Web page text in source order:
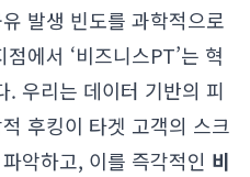
발생 빈도를 과학적으로
에서 ‘비즈니스PT’는 혁
. 우리는 데이터 기반의 피
후킹이 타겟 고객의 스크
악하고, 이를 즉각적인 비